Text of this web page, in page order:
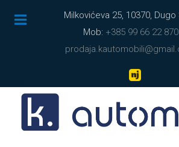
Milkovićeva 25, 10370, Dugo
Mob: +385 99 66 22 870